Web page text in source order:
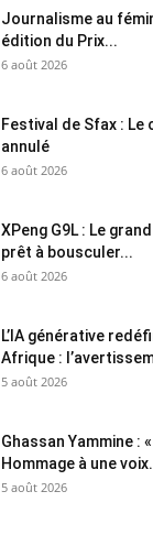
Journalisme au
édition du Prix...
6 août 2026
Festival de Sfax :
annulé
6 août 2026
XPeng G9L : Le
prêt à bousculer...
6 août 2026
L’IA générative
Afrique :
5 août 2026
Ghassan Yammine :
Hommage à une
5 août 2026